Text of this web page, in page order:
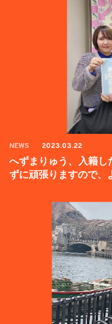
NEWS 2023.03.22
へずまりゅう、入籍し
ずに頑張りますので、